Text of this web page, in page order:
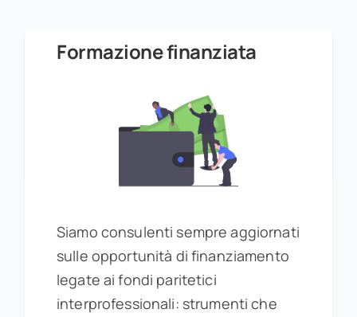
Formazione finanziata
Siamo consulenti sempre aggiornati
sulle opportunità di finanziamento
legate ai fondi paritetici
interprofessionali: strumenti che